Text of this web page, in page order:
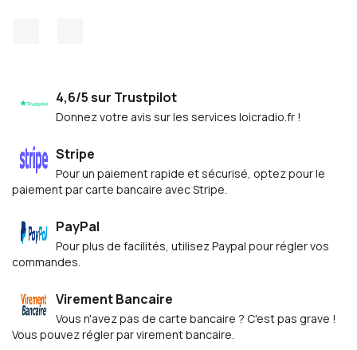
4,6/5 sur Trustpilot
Donnez votre avis sur les services loicradio.fr !
Stripe
Pour un paiement rapide et sécurisé, optez pour le
paiement par carte bancaire avec Stripe.
PayPal
Pour plus de facilités, utilisez Paypal pour régler vos
commandes.
Virement Bancaire
Vous n'avez pas de carte bancaire ? C'est pas grave !
Vous pouvez régler par virement bancaire.